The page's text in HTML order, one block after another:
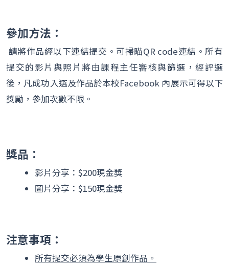
參加方法：
請將作品經以下連結提交。可掃瞄QR code連結。所有
提交的影片與照片將由課程主任審核與篩選，經評選
後，凡成功入選及作品於本校Facebook 內展示可得以下
獎勵，參加次數不限。
獎品：
影片分享：$200現金獎
圖片分享：$150現金獎
注意事項：
所有提交必須為學生原創作品。